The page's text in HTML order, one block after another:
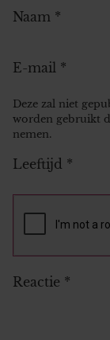
Naam *
E-mail *
Deze zal niet
worden gebruikt
nemen.
Leeftijd *
Reactie *